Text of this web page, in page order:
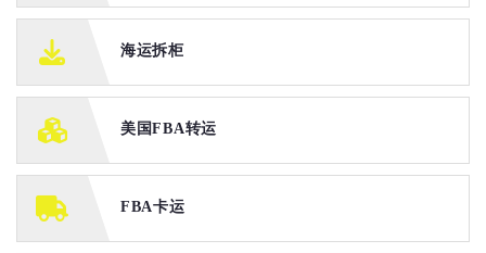
海运拆柜
美国FBA转运
FBA卡运